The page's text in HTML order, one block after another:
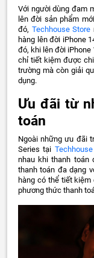
Với người dùng đam
lên đời sản phẩm
đó, Techhouse Store
hàng lên đời iPhone
đó, khi lên đời iPhone
chỉ tiết kiệm được
trường mà còn giải
dụng.
Ưu đãi từ
toán
Ngoài những ưu đãi
Series tại
nhau khi thanh toán
thanh toán đa dạng
hàng có thể tiết
phương thức thanh